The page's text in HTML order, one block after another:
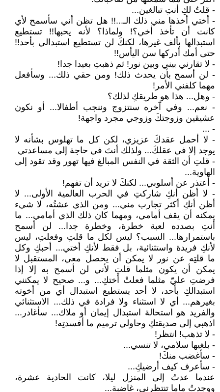
- قلتُ لكِ أنتِ تبالغين...
- أختي أخذها مني ذلك الـ...!! هل تظن أني سأسمح لأي
كانت أن تأخذ أخي؟! ولماذا؟ لأنه يحبها!! تستطيع
استبدالها بألف غيرها، لكنكَ لن تستطيع استبدالي بأحد!!
حتى أمك أدركها سن اليأس!!
- لا تقارني بيني وبين نور! ثم ذهبتِ بعيدا جدا!
- لن أسمح بأن يحدث ذلك! ومن حقي ذلك... وسأفعل
مهما كلفني الأمر!
- وهل... هذا هو طريقكِ لذلك؟
- نعم... وفي آخره سنتزوج وننجب أطفالا... أو نكون
عشيقين وزوجتكَ وزوجي مجرد واجهة!
- ...
- لا أحمل عقدكَ عزيزي، لكن كل ما تهلوس بشأنه لا
يوجد إلا في عقلكَ... ولذلك أنتَ في حاجة إلى مساعدتي
- قلتِ أن الثقة في النفس المبالغ فيها تهور وقد تقود إلى
الهاوية...
- أعتذر عن أسلوبي... لكنكَ لا تريد أن تفهم!
- لا أظن أنكِ شاركتِ في الحرب العالمية الأولى... لا
أظن أنكِ أكثر تجارب مني... ومن الذي عشتُه، لا شيء
يمكنه أن يقف أمامي، ومهما كان ذلك الذي أمامي... ما
أنتِ بصدده لعبة خطرة، وخطرة جدا... لن أسمح
باستمرارها... السبب؟ ليس لكل ما قلتِ وفعلتِ، ليس
لأنكِ فريدة واستثنائية، بل فقط لأنكِ أختي... أحبكِ وكل
ما قلتِه عن نور لا يمكن أن يحصل معي، المستقبل لا
يمكن أن يكون مثلما قلتِ لأني لن أسمح به إلا إذا
فرضتِ عليّ مثلما فعلتْ أختكِ... و... صحيح لا يمكنني
استبدالكِ بأحد، لا أحد يستطيع استبدال أي من أخوته
بغيرهم... أي لا استثناء ولا فرادة في ذلك... الاستثنائي
والفريد هو استحالة استبدال إيمان أو ملاك... سأغادر...
اذهبي إلى صديقتكِ وحاولي ترميم ما أفسدتِه!
- لا تذهب! انتظر!
- بلغيها سلامي، لا تنسي...
- سأغضب منكَ!
- سأعرف كيف أرضيكِ...
عندما عدتُ إلى المنزل ليلا، كانت الحادية عشرة،
ووجدتُ ماما تنتظرني، غاضبة...